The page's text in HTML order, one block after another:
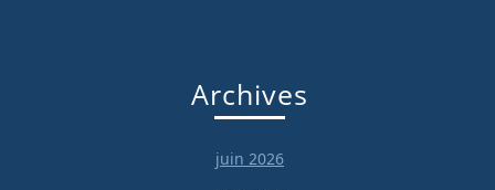
Archives
juin 2026